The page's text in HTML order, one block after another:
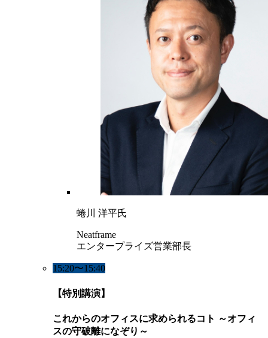
蜷川 洋平氏
Neatframe
エンタープライズ営業部長
15:20〜15:40
【特別講演】
これからのオフィスに求められるコト ～オフィ
スの守破離になぞり～